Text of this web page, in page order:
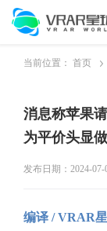
当前位置： 首页
消息称苹果
为平价头显
发布日期：2024-07-
编译 / VRAR